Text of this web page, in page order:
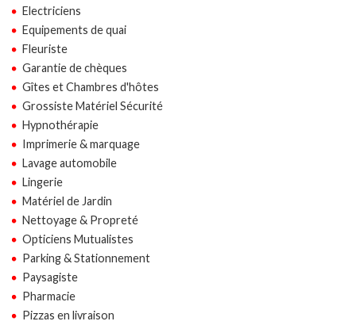
Electriciens
Equipements de quai
Fleuriste
Garantie de chèques
Gîtes et Chambres d'hôtes
Grossiste Matériel Sécurité
Hypnothérapie
Imprimerie & marquage
Lavage automobile
Lingerie
Matériel de Jardin
Nettoyage & Propreté
Opticiens Mutualistes
Parking & Stationnement
Paysagiste
Pharmacie
Pizzas en livraison